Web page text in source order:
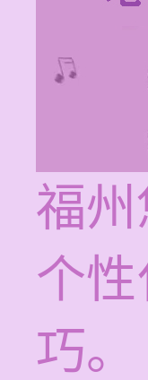
福
个
巧。